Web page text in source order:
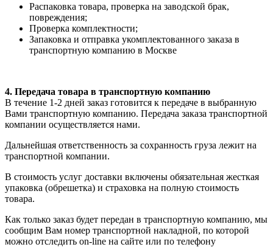
Распаковка товара, проверка на заводской брак,
повреждения;
Проверка комплектности;
Запаковка и отправка укомплектованного заказа в
транспортную компанию в Москве
4. Передача товара в транспортную компанию
В течение 1-2 дней заказ готовится к передаче в выбранную
Вами транспортную компанию. Передача заказа транспортной
компании осуществляется нами.
Дальнейшая ответственность за сохранность груза лежит на
транспортной компании.
В стоимость услуг доставки включены обязательная жесткая
упаковка (обрешетка) и страховка на полную стоимость
товара.
Как только заказ будет передан в транспортную компанию, мы
сообщим Вам номер транспортной накладной, по которой
можно отследить on-line на сайте или по телефону